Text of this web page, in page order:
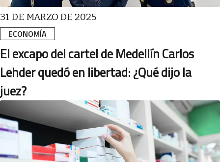
ECONOMÍA
31 DE MARZO DE 2025
El excapo del cartel de Medellín Carlos
Lehder quedó en libertad: ¿Qué dijo la
juez?